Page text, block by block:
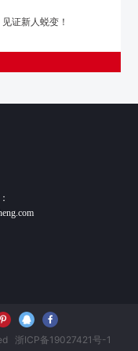
证新人蜕变！
浙ICP备19027421号-1